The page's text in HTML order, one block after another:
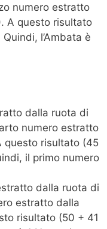
numero estratto
A questo risultato
l’Ambata è
dalla ruota di
numero estratto
questo risultato (45
il primo numero
dalla ruota di
estratto dalla
risultato (50 + 41